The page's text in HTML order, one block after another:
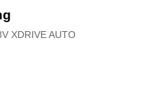
XDRIVE AUTO